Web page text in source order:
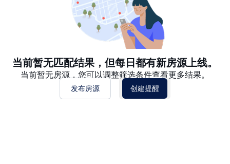
当前暂无匹配结果，但每日都有新房源上线。
当前暂无房源，您可以调整筛选条件查看更多结果。
发布房源 创建提醒